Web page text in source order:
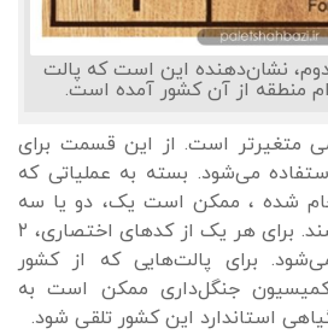
نشان‌دهنده این است که پالت
منطقه از آن کشور آمده است.
متغیرتر است. از این قسمت برای
می‌شود. بسته به عملیاتی که
شده ، ممکن است یک، دو یا سه
مهر روی پالت موجود باشند. برای هر یک از کدهای اختصاری، ۲
برای پالت‌هایی که از کشور
کمیسیون جنگل‌داری ممکن است به
استاندارد این کشور تلقی شود.